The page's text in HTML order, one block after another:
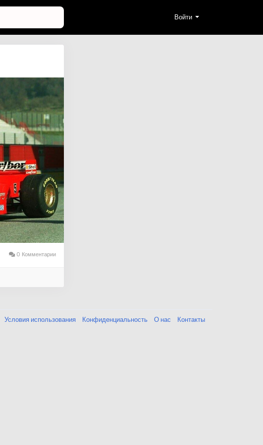
Войти
0 Комментарии
Условия использования Конфиденциальность О нас Контакты